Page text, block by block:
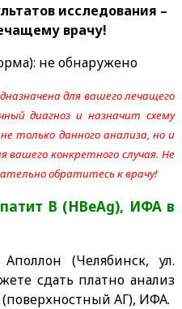
исследования –
врачу!
не обнаружено
для вашего лечащего
диагноз и назначит схему
только данного анализа, но и
вашего конкретного случая. Не
обратитесь к врачу!
В (HBeAg), ИФА в
(Челябинск, ул.
сдать платно анализ
(поверхностный АГ), ИФА.